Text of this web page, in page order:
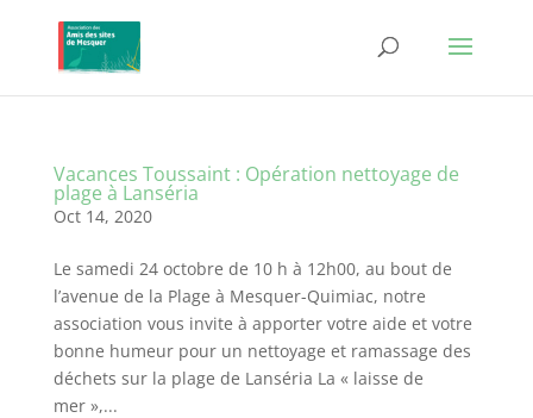
Vacances Toussaint : Opération nettoyage de
plage à Lanséria
Oct 14, 2020
Le samedi 24 octobre de 10 h à 12h00, au bout de
l’avenue de la Plage à Mesquer-Quimiac, notre
association vous invite à apporter votre aide et votre
bonne humeur pour un nettoyage et ramassage des
déchets sur la plage de Lanséria La « laisse de
mer »,...